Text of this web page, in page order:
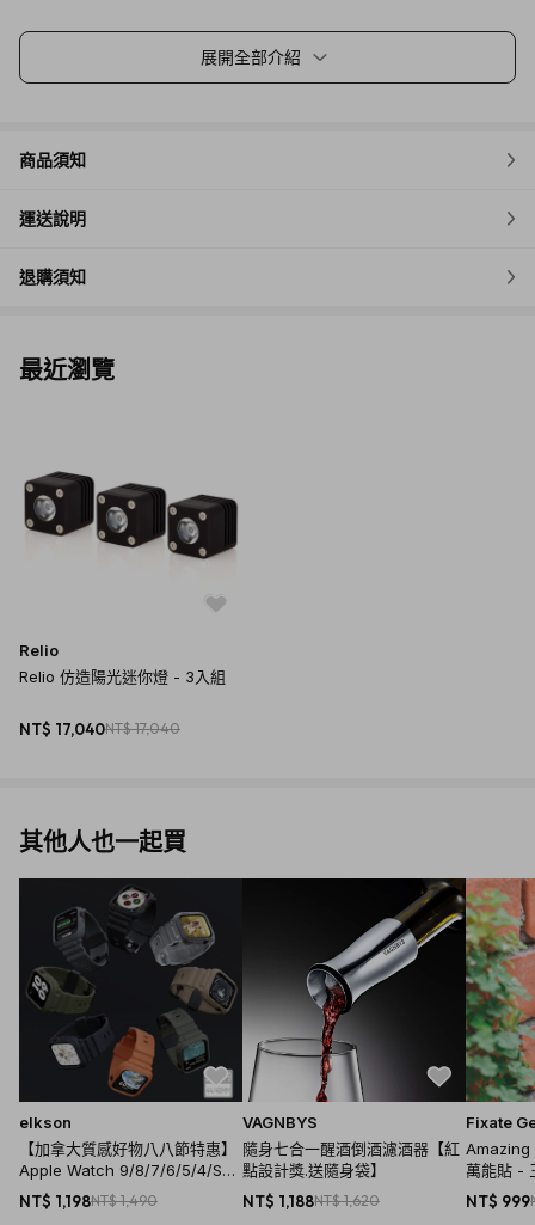
展開全部介紹
商品須知
運送說明
退購須知
最近瀏覽
Relio
Relio 仿造陽光迷你燈 - 3入組
NT$ 17,040NT$ 17,040
其他人也一起買
elkson
【加拿大質感好物八八節特惠】
Apple Watch 9/8/7/6/5/4/SE
一體成形軍規錶帶 - 44/45mm(
8色)
NT$ 1,198NT$ 1,490
VAGNBYS
隨身七合一醒酒倒酒濾酒器【紅
點設計獎.送隨身袋】
NT$ 1,188NT$ 1,620
Fixate
Amazing
萬能貼 -
NT$ 999